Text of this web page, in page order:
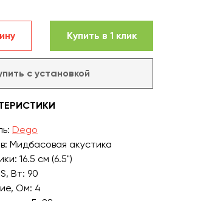
Купить в 1 клик
с установкой
Dego
Мидбасовая акустика
16.5 см (6.5")
Вт: 90
Ом: 4